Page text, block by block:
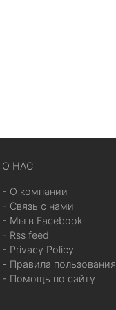
О НАС
- О компании
- Связь с нами
- Мы в Facebook
- Rss feed
- Privacy Policy
- Правила пользования
- Помощь по сайту